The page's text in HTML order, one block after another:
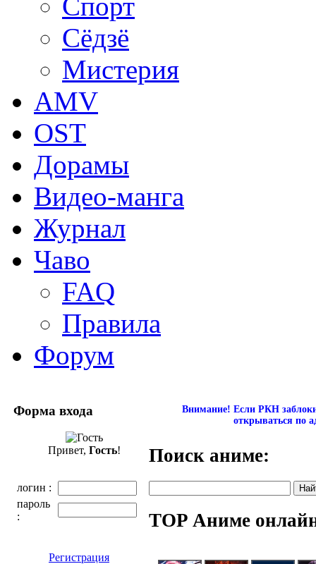
Сёдзё
Мистерия
AMV
OST
Дорамы
Видео-манга
Журнал
Чаво
FAQ
Правила
Форум
Форма входа
Привет, Гость!
логин :
пароль
:
Регистрация
Внимание! Если РКН
открываться по
Поиск аниме:
TOP Аниме